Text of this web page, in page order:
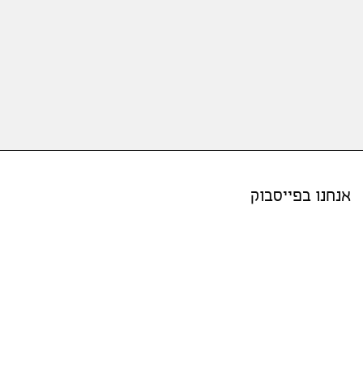
אנחנו בפייסבוק